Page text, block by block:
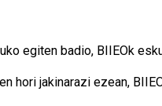
egiten badio, BIIEOk
hori jakinarazi ezean,